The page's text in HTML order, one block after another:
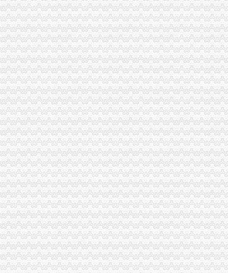
是重庆口腔黏膜总院吗？在重庆听说有个看口泰国代孕成功率@100%
直径_标签_网易财经
陈家坪汽车站到南坪中学怎么坐车？_大专_院校排名
白市驿海关
无标题
重庆悠久的历史-论坛里面都来学习一下哈。-重庆社区
重庆,璧山县快递电话、网点地址及派送范围-易查138
谁知道重庆田花卉市场在哪里？_庭院/花园装修|一起网装修
重庆个冷链物流保税仓通过海关验收-直击招商_贵州招商网
巴国城海关
重庆38个区（县）经济实力排行榜出炉,快来看看你家乡排第几！_重
金科太海岸联排别墅总价250万-导购-重庆乐居网
重庆38个区县新GDP排行榜出炉,永川排名竟然是_实况
重庆恒冠塑胶有限公司|新招聘信息—中国专业人才网
重庆龙头寺火车北站[汽车站]_龙头寺火车北站[汽车站]公交_经过龙头寺
高新区海关
部门预决算-西安高新技术产业开发区门户网站
天津高新区：宣讲海关企业信用管理政策_信用工作_BCP中国商务信
高新区纳税人学校海关完税凭证“先比对后扣”专题辅导会满意度
中华人民共和国海关对国家高新技术产业开发区进出口货物的管理办法
《西安海关高新区职工宿舍维修项目》竞价谈判公告_中国招标网_陕西
九龙坡区海关流程
海南专线重庆到东方物流公司货运专线_物流专线供货价_物流专线厂家
天天向上物流实战团的微博_微博
重庆旅游推荐“重庆市内印象一日游”{电话预约-上车付款}